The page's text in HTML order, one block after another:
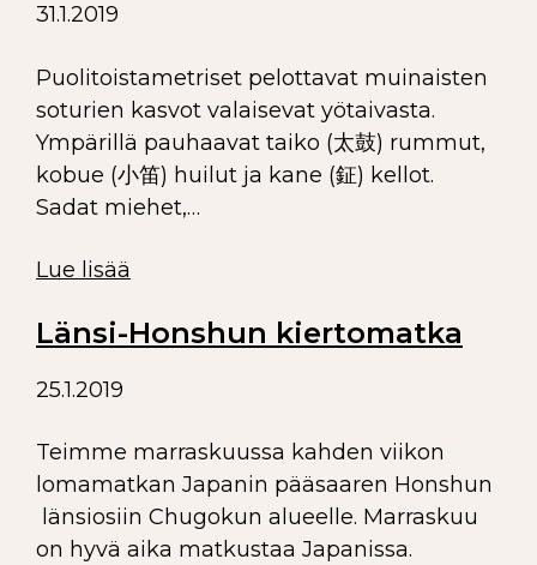
31.1.2019
Puolitoistametriset pelottavat muinaisten
soturien kasvot valaisevat yötaivasta.
Ympärillä pauhaavat taiko (太鼓) rummut,
kobue (小笛) huilut ja kane (鉦) kellot.
Sadat miehet,…
Lue lisää
Länsi-Honshun kiertomatka
25.1.2019
Teimme marraskuussa kahden viikon
lomamatkan Japanin pääsaaren Honshun
länsiosiin Chugokun alueelle. Marraskuu
on hyvä aika matkustaa Japanissa.